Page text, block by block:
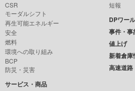
CSR
モーダルシフト
再生可能エネルギー
安全
燃料
環境への取り組み
BCP
防災・災害
サービス・商品
短報
DPワー
事件・事
値上げ
新着倉庫
高速道路